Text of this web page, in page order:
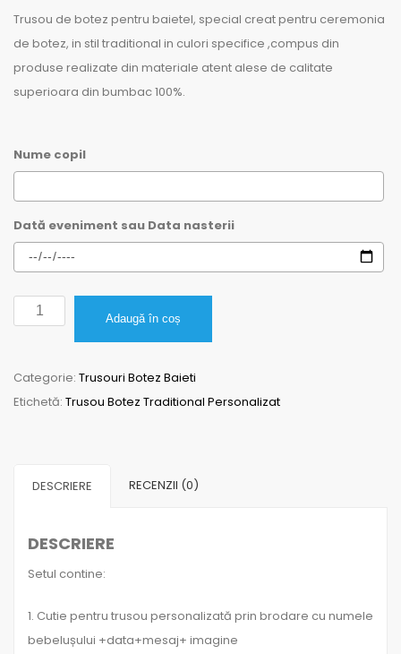
Trusou de botez pentru baietel, special creat pentru ceremonia
de botez, in stil traditional in culori specifice ,compus din
produse realizate din materiale atent alese de calitate
superioara din bumbac 100%.
Nume copil
Dată eveniment sau Data nasterii
Cantitate
Trusou
pentru
baieti
Adaugă în coș
Categorie: Trusouri Botez Baieti
Etichetă: Trusou Botez Traditional Personalizat
DESCRIERE RECENZII (0)
DESCRIERE
Setul contine:
1. Cutie pentru trusou personalizată prin brodare cu numele
bebelușului +data+mesaj+ imagine